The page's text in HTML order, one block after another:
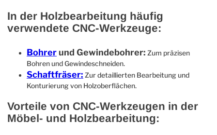
In der Holzbearbeitung häufig
verwendete CNC-Werkzeuge:
Bohrer und Gewindebohrer: Zum präzisen
Bohren und Gewindeschneiden.
Schaftfräser: Zur detaillierten Bearbeitung und
Konturierung von Holzoberflächen.
Vorteile von CNC-Werkzeugen in der
Möbel- und Holzbearbeitung: